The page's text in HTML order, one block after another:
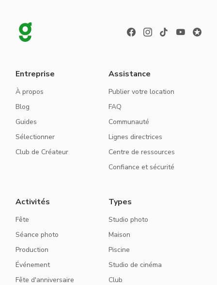
Entreprise
À propos
Blog
Guides
Sélectionner
Club de Créateur
Assistance
Publier votre location
FAQ
Communauté
Lignes directrices
Centre de ressources
Confiance et sécurité
Activités
Fête
Séance photo
Production
Événement
Fête d'anniversaire
Types
Studio photo
Maison
Piscine
Studio de cinéma
Club